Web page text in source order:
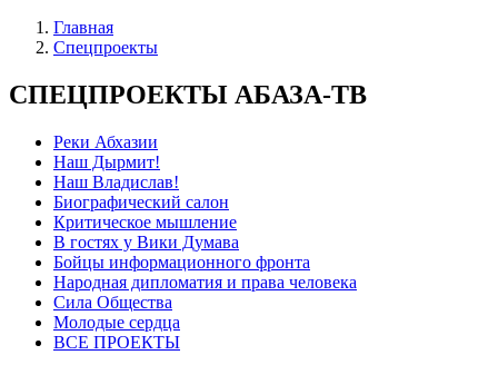
Главная
Спецпроекты
СПЕЦПРОЕКТЫ АБАЗА-ТВ
Реки Абхазии
Наш Дырмит!
Наш Владислав!
Биографический салон
Критическое мышление
В гостях у Вики Думава
Бойцы информационного фронта
Народная дипломатия и права человека
Сила Общества
Молодые сердца
ВСЕ ПРОЕКТЫ